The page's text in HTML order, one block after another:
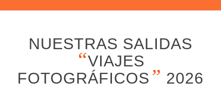
NUESTRAS SALIDAS
“VIAJES
FOTOGRÁFICOS ” 2026